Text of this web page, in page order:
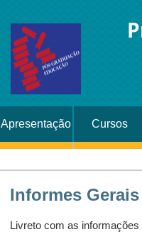
Apresentação Cursos
Informes Gerais
Livreto com as